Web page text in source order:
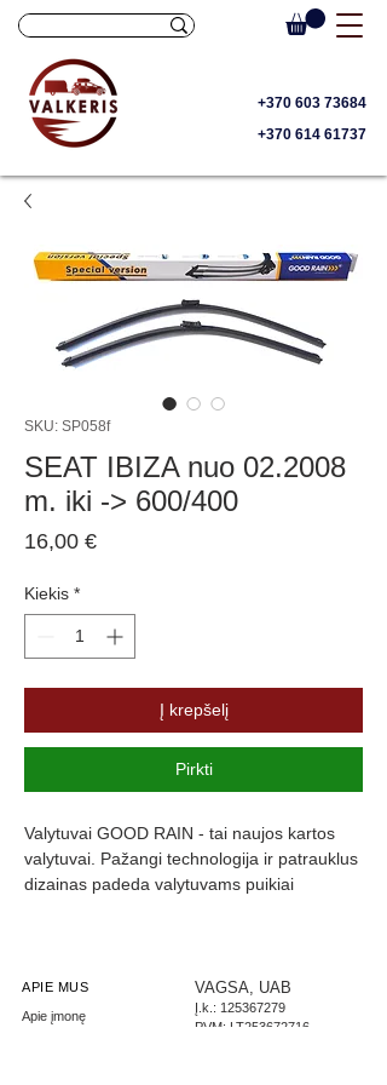
+370 603 73684
+370 614 61737
SKU: SP058f
SEAT IBIZA nuo 02.2008
m. iki -> 600/400
16,00 €Price
Kiekis *
Į krepšelį
Pirkti
Valytuvai GOOD RAIN - tai naujos kartos
valytuvai. Pažangi technologija ir patrauklus
dizainas padeda valytuvams puikiai
triukšmą ir užtikrina komfortą.
APIE MUS
Apie įmonę
VAGSA, UAB
Į.k.: 125367279
PVM: LT253672716